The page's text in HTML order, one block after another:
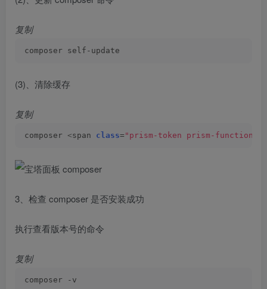
复制
composer self-update
(3)、清除缓存
复制
composer <span class= "prism-token prism-function"
3、检查 composer 是否安装成功
执行查看版本号的命令
复制
composer -v